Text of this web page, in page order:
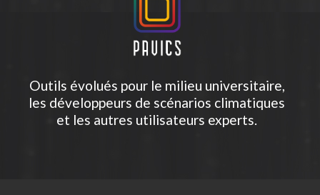
Outils évolués pour le milieu universitaire,
les développeurs de scénarios climatiques
et les autres utilisateurs experts.